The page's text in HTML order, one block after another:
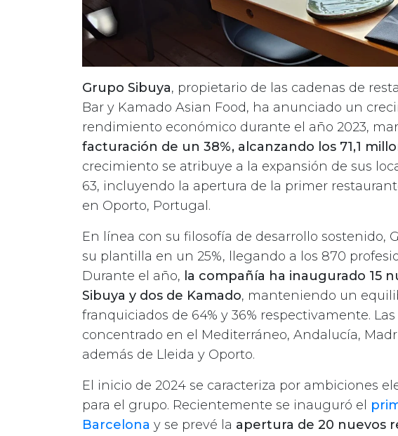
Grupo Sibuya, propietario de las cadenas de
Bar y Kamado Asian Food, ha anunciado un
rendimiento económico durante el año 2023,
facturación de un 38%, alcanzando los 71,1
crecimiento se atribuye a la expansión de sus
63, incluyendo la apertura de la primer
en Oporto, Portugal.
En línea con su filosofía de desarrollo sostenido,
su plantilla en un 25%, llegando a los 870
Durante el año, la compañía ha inaugurado 15
Sibuya y dos de Kamado, manteniendo un
franquiciados de 64% y 36% respectivamente.
concentrado en el Mediterráneo, Andalucía,
además de Lleida y Oporto.
El inicio de 2024 se caracteriza por ambiciones
para el grupo. Recientemente se inauguró el
Barcelona y se prevé la apertura de 20 nuevos